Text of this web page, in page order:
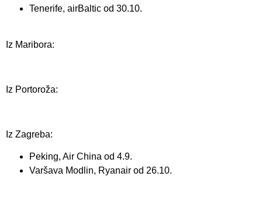
Tenerife, airBaltic od 30.10.
Iz Maribora:
Iz Portoroža:
Iz Zagreba:
Peking, Air China od 4.9.
Varšava Modlin, Ryanair od 26.10.